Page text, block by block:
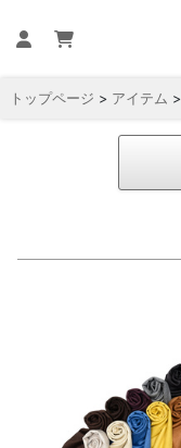
トップページ > アイテム >